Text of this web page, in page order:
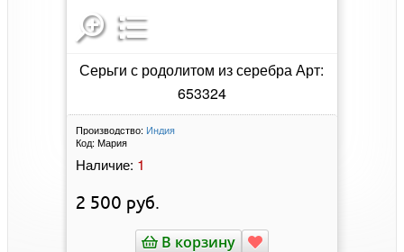
Серьги с родолитом из серебра Арт:
653324
Производство: Индия
Код: Мария
Наличие: 1
2 500 руб.
В корзину